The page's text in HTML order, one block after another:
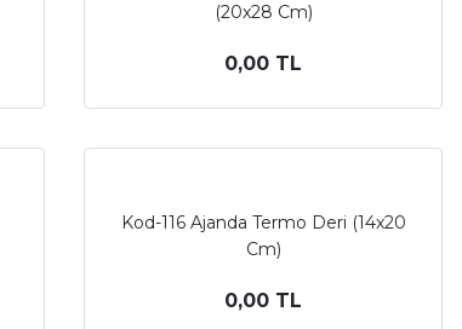
(20x28 Cm)
0,00 TL
Kod-116 Ajanda Termo Deri (14x20
Cm)
0,00 TL